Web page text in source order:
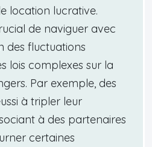
location lucrative.
de naviguer avec
des fluctuations
lois complexes sur la
Par exemple, des
à tripler leur
à des partenaires
certaines